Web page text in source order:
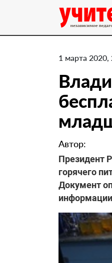
1 марта 2020,
Автор:
Президент
горячего
Документ